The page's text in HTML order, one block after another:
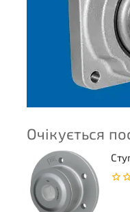
Очікується